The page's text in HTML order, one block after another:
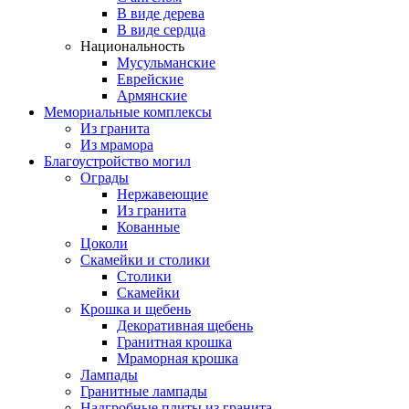
В виде дерева
В виде сердца
Национальность
Мусульманские
Еврейские
Армянские
Мемориальные комплексы
Из гранита
Из мрамора
Благоустройство могил
Ограды
Нержавеющие
Из гранита
Кованные
Цоколи
Скамейки и столики
Столики
Скамейки
Крошка и щебень
Декоративная щебень
Гранитная крошка
Мраморная крошка
Лампады
Гранитные лампады